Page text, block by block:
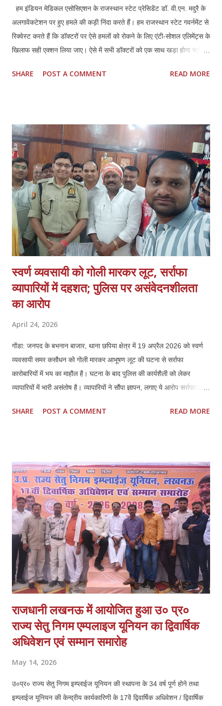
हम इंडियन मेडिकल एसोसिएशन के राजस्थान स्टेट प्रेसिडेंट डॉ. वी.एन. मदुरै के
अलगावेंकटेशन पर हुए हमले की कड़ी निंदा करते हैं। हम राजस्थान स्टेट गवर्नमेंट से
रिक्वेस्ट करते हैं कि डॉक्टरों पर ऐसे हमलों को रोकने के लिए एंटी-सोशल एलिमेंट्स के
खिलाफ सही एक्शन लिया जाए। ऐसे में सभी डॉक्टरों को एक साथ खड़ा होना चाहिए
तरह राजस्थान में भी डॉक्टर्स एंड हॉस्पिटल प्रोटेक्शन एक्ट (TN HPA 48/2008)
घोषित किया जाना चाहिए। सभी अस्पतालों में CCTV कैमरे लगाए जाने चाहिए और
उन्हें पूरी तरह से सुरक्षित रखा जाना चाहिए। सीनियर पुलिस अधिकारियों को यह
पक्का करना चाहिए कि पुलिस पेट्रोलिंग गाड़ियां अस्पताल के इलाकों में अक्सर
पेट्रोलिंग करें।
SHARE POST A COMMENT READ MORE
स्वर्ण व्यवसायी को गोली मारकर लूट, सर्राफा
व्यापारियों में दहशत; पुलिस पर असंवेदनशीलता
का आरोप
April 24, 2026
गोंडा: जनपद के बभनान बाजार, थाना छपिया क्षेत्र में 19 अप्रैल 2026 को स्वर्ण
व्यवसायी समर कसौधन को गोली मारकर आभूषण लूट की घटना से सर्राफा
कारोबारियों में भय का माहौल है। घटना के बाद पुलिस की कार्यशैली को लेकर
व्यापारियों में भारी असंतोष है। व्यापारियों ने सौंपा ज्ञापन, लगाए ये आरोप सर्राफा एवं
खुद बयान दिया है, जिसका वीडियो भी मौजूद है। इसके बावजूद पुलिस ने उनके भाई
दर्ज हो। 2. समय सीमा में खुलासा कर अपराधियों की गिरफ्तारी और 100%
बरामदगी हो। 3. स्वर्ण व्यवसायी क्षेत्रों में अतिरिक्त पुलिस बल तैनात किया जाए।
4. आत्मरक्षा के लिए स्वर्ण व्यापारियों को प्राथमिकता पर शस्त्र लाइसेंस दिए जाएं।
व्यापारियों का कहना है कि घटना के बाद से माल के आवागमन में असुरक्षा महसूस हो
रही है और व्य...
SHARE POST A COMMENT READ MORE
राजधानी लखनऊ में आयोजित हुआ उ० प्र०
राज्य सेतु निगम एम्पलाइज यूनियन का द्विवार्षिक
अधिवेशन एवं सम्मान समारोह
May 14, 2026
उ०प्र० राज्य सेतु निगम इम्प्लाईज यूनियन की स्थापना के 34 वर्ष पूर्ण होने तथा
इम्प्लाईज यूनियन की केन्द्रीय कार्यकारिणी के 17वें द्विवार्षिक अधिवेशन / द्विवार्षिक